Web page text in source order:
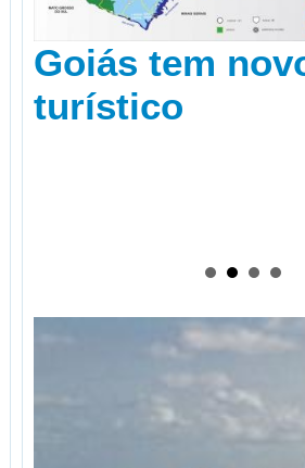
Três cidades
estão entre as